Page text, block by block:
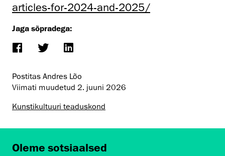
articles-for-2024-and-2025/
Jaga sõpradega:
Postitas Andres Lõo
Viimati muudetud 2. juuni 2026
Kunsti­kultuuri teaduskond
Oleme sotsiaalsed